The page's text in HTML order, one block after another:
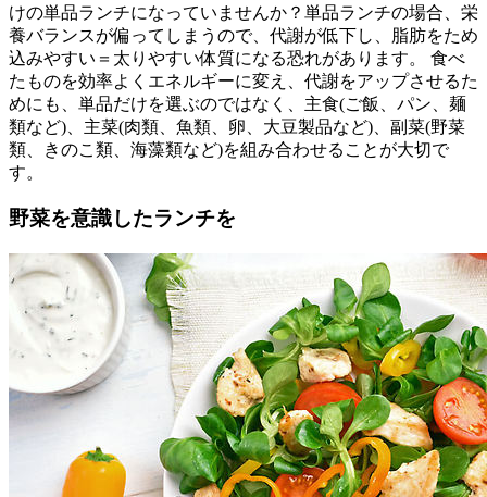
けの単品ランチになっていませんか？単品ランチの場合、栄
養バランスが偏ってしまうので、代謝が低下し、脂肪をため
込みやすい＝太りやすい体質になる恐れがあります。 食べ
たものを効率よくエネルギーに変え、代謝をアップさせるた
めにも、単品だけを選ぶのではなく、主食(ご飯、パン、麺
類など)、主菜(肉類、魚類、卵、大豆製品など)、副菜(野菜
類、きのこ類、海藻類など)を組み合わせることが大切で
す。
野菜を意識したランチを